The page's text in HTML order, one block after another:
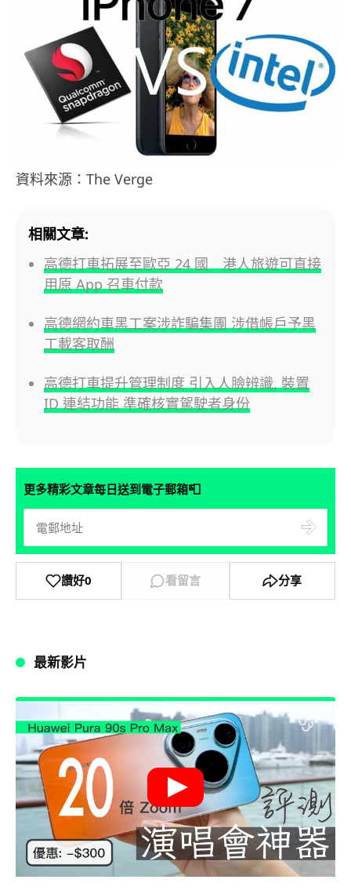
資料來源：The Verge
相關文章:
高德打車拓展至歐亞 24 國 港人旅遊可直接
用原 App 召車付款
高德網約車黑工案涉詐騙集團 涉借帳戶予黑
工載客取酬
高德打車提升管理制度 引入人臉辨識, 裝置
ID 連結功能 準確核實駕駛者身份
更多精彩文章每日送到電子郵箱📮
讚好0 看留言 分享
最新影片